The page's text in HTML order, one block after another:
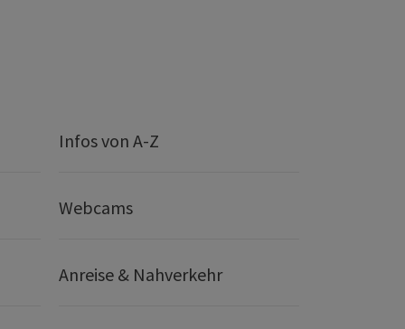
Infos von A-Z
Webcams
Anreise & Nahverkehr